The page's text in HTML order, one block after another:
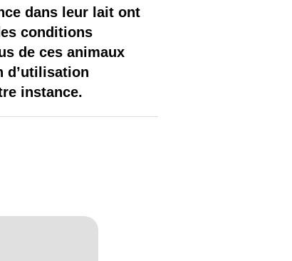
dans leur lait ont
conditions
de ces animaux
d’utilisation
instance.